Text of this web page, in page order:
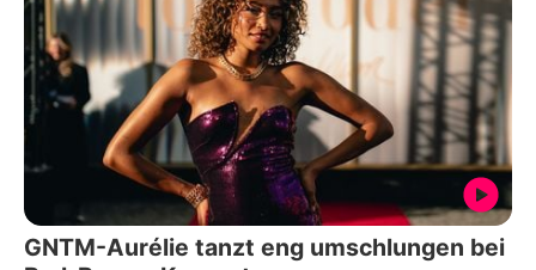
GNTM-Aurélie tanzt eng umschlungen bei